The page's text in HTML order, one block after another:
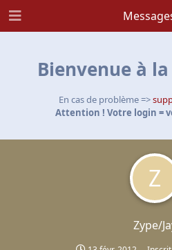
Bienvenue à
En cas de problème =>
Attention ! Votre login =
Z
Zype/